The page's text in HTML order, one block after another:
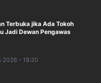
Terbuka jika Ada Tokoh
Jadi Dewan Pengawas
2026 - 18:20